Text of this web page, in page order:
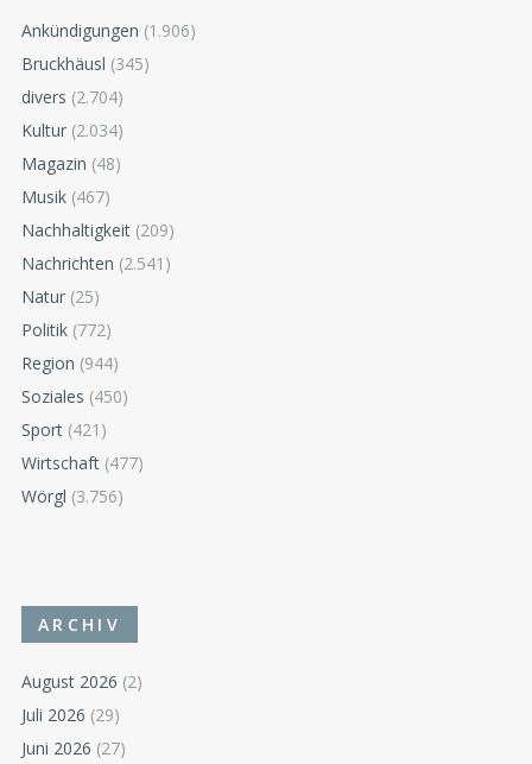
Ankündigungen (1.906)
Bruckhäusl (345)
divers (2.704)
Kultur (2.034)
Magazin (48)
Musik (467)
Nachhaltigkeit (209)
Nachrichten (2.541)
Natur (25)
Politik (772)
Region (944)
Soziales (450)
Sport (421)
Wirtschaft (477)
Wörgl (3.756)
ARCHIV
August 2026 (2)
Juli 2026 (29)
Juni 2026 (27)